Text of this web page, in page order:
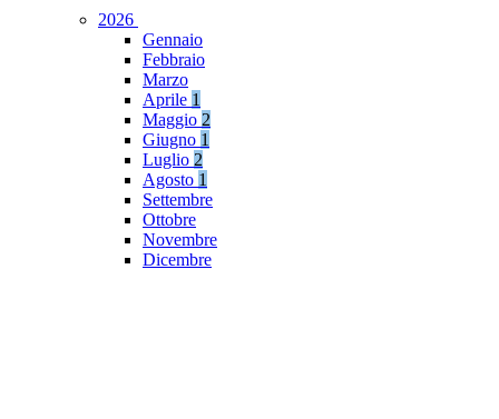
2026
Gennaio
Febbraio
Marzo
Aprile 1
Maggio 2
Giugno 1
Luglio 2
Agosto 1
Settembre
Ottobre
Novembre
Dicembre